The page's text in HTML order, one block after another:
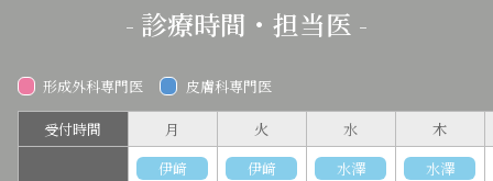
- 診療時間・担当医 -
形成外科専門医 皮膚科専門医
受付時間 月 火 水 木
伊﨑 伊﨑 水澤 水澤